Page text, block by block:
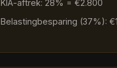
KIA-aftrek: 28% = €2.800
Belastingbesparing (37%):